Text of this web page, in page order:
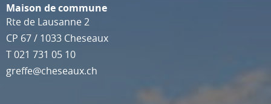
Maison de commune
Rte de Lausanne 2
CP 67/ 1033 Cheseaux
T021 731 05 10
greffe@cheseaux.ch